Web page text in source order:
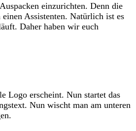
einzurichten. Denn die
Assistenten. Natürlich ist es
Daher haben wir euch
Logo erscheint. Nun startet das
Nun wischt man am unteren